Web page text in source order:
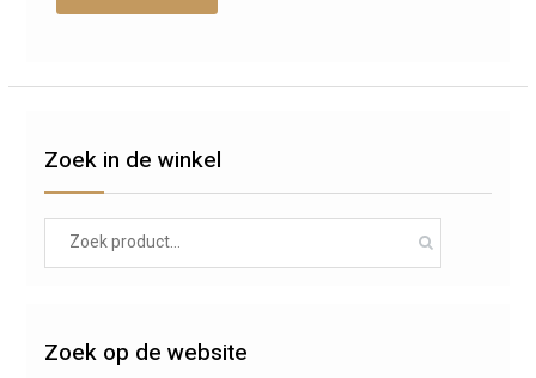
Zoek in de winkel
Search
Zoek op de website